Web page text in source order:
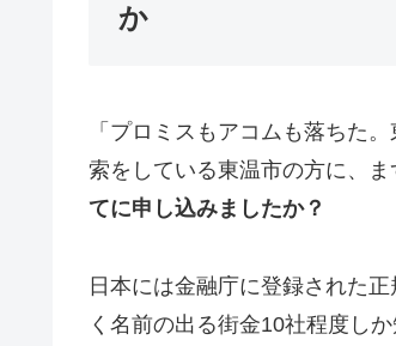
か
「プロミスもアコムも落ちた
索をしている東温市の方に、
てに申し込みましたか？
日本には金融庁に登録された
く名前の出る街金10社程度し